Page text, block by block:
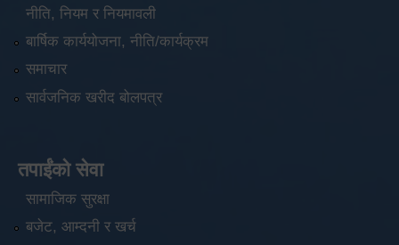
नीति, नियम र नियमावली
बार्षिक कार्ययोजना, नीति/कार्यक्रम
समाचार
सार्वजनिक खरीद बोलपत्र
तपाईंको सेवा
सामाजिक सुरक्षा
बजेट, आम्दनी र खर्च